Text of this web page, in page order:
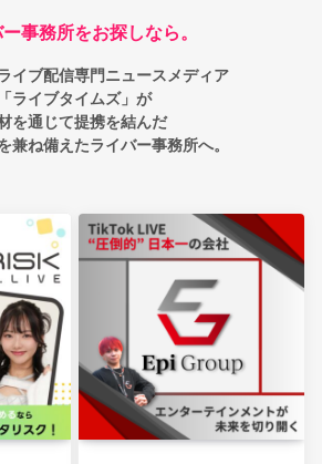
事務所をお探しなら。
イブ配信専門ニュースメディア
「ライブタイムズ」が
を通じて提携を結んだ
兼ね備えたライバー事務所へ。